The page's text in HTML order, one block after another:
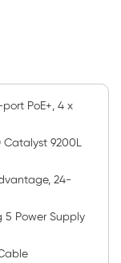
PoE+, 4 x
Catalyst 9200L
24-
5 Power Supply